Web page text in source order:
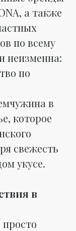
а также
по всему
неизменна:
по
в
которое
свежесть
укусе.
в